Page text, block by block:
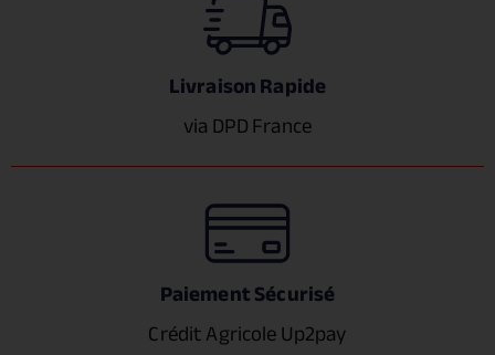
Livraison Rapide
via DPD France
Paiement Sécurisé
Crédit Agricole Up2pay